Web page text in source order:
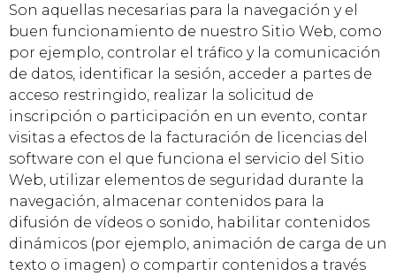
Son aquellas necesarias para la navegación y el
buen funcionamiento de nuestro Sitio Web, como
por ejemplo, controlar el tráfico y la comunicación
de datos, identificar la sesión, acceder a partes de
acceso restringido, realizar la solicitud de
inscripción o participación en un evento, contar
visitas a efectos de la facturación de licencias del
software con el que funciona el servicio del Sitio
Web, utilizar elementos de seguridad durante la
navegación, almacenar contenidos para la
difusión de vídeos o sonido, habilitar contenidos
dinámicos (por ejemplo, animación de carga de un
texto o imagen) o compartir contenidos a través